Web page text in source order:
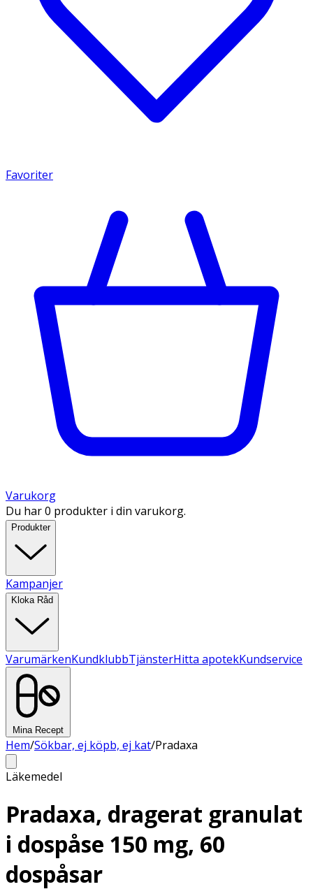
Favoriter
Varukorg
Du har 0 produkter i din varukorg.
Produkter
Kampanjer
Kloka Råd
VarumärkenKundklubbTjänsterHitta apotekKundservice
Mina Recept
Hem/Sökbar, ej köpb, ej kat/Pradaxa
Läkemedel
Pradaxa, dragerat granulat
i dospåse 150 mg, 60
dospåsar